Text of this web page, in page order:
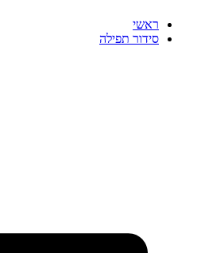
ראשי
סידור תפילה